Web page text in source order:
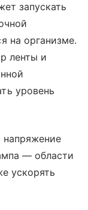
запускать
на организме.
ленты и
уровень
напряжение
— области
ускорять